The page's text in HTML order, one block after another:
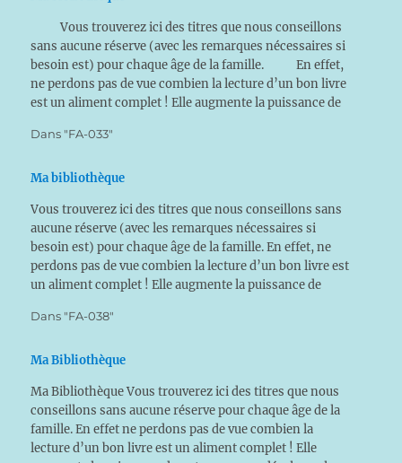
Vous trouverez ici des titres que nous conseillons
sans aucune réserve (avec les remarques nécessaires si
besoin est) pour chaque âge de la famille. En effet,
ne perdons pas de vue combien la lecture d’un bon livre
est un aliment complet ! Elle augmente la puissance de
Dans "FA-033"
Ma bibliothèque
Vous trouverez ici des titres que nous conseillons sans
aucune réserve (avec les remarques nécessaires si
besoin est) pour chaque âge de la famille. En effet, ne
perdons pas de vue combien la lecture d’un bon livre est
un aliment complet ! Elle augmente la puissance de
Dans "FA-038"
Ma Bibliothèque
Ma Bibliothèque Vous trouverez ici des titres que nous
conseillons sans aucune réserve pour chaque âge de la
famille. En effet ne perdons pas de vue combien la
lecture d’un bon livre est un aliment complet ! Elle